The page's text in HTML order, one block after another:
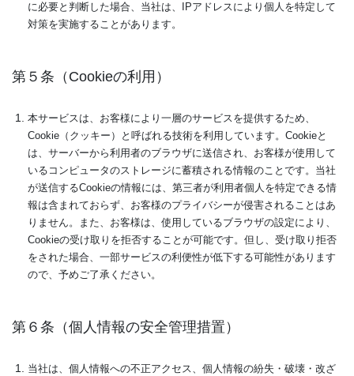
に必要と判断した場合、当社は、IPアドレスにより個人を特定して
対策を実施することがあります。
第５条（Cookieの利用）
本サービスは、お客様により一層のサービスを提供するため、
Cookie（クッキー）と呼ばれる技術を利用しています。Cookieと
は、サーバーから利用者のブラウザに送信され、お客様が使用して
いるコンピュータのストレージに蓄積される情報のことです。当社
が送信するCookieの情報には、第三者が利用者個人を特定できる情
報は含まれておらず、お客様のプライバシーが侵害されることはあ
りません。また、お客様は、使用しているブラウザの設定により、
Cookieの受け取りを拒否することが可能です。但し、受け取り拒否
をされた場合、一部サービスの利便性が低下する可能性があります
ので、予めご了承ください。
第６条（個人情報の安全管理措置）
当社は、個人情報への不正アクセス、個人情報の紛失・破壊・改ざ